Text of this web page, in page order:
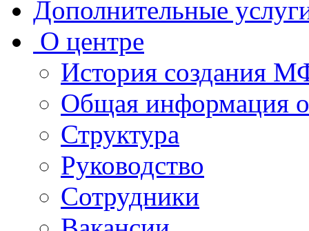
Дополнительные
О центре
История создания
Общая
Структура
Руководство
Сотрудники